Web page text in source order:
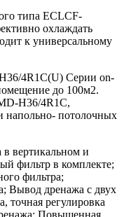
типа ECLCF-
охлаждать
к универсальному
4R1C(U) Серии on-
до 100м2.
H36/4R1C,
напольно- потолочных
вертикальном и
фильтр в комплекте;
фильтра;
Вывод дренажа с двух
точная регулировка
Повышенная